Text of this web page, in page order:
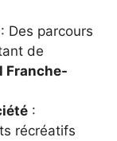
: Des parcours
de
Franche-
:
récréatifs